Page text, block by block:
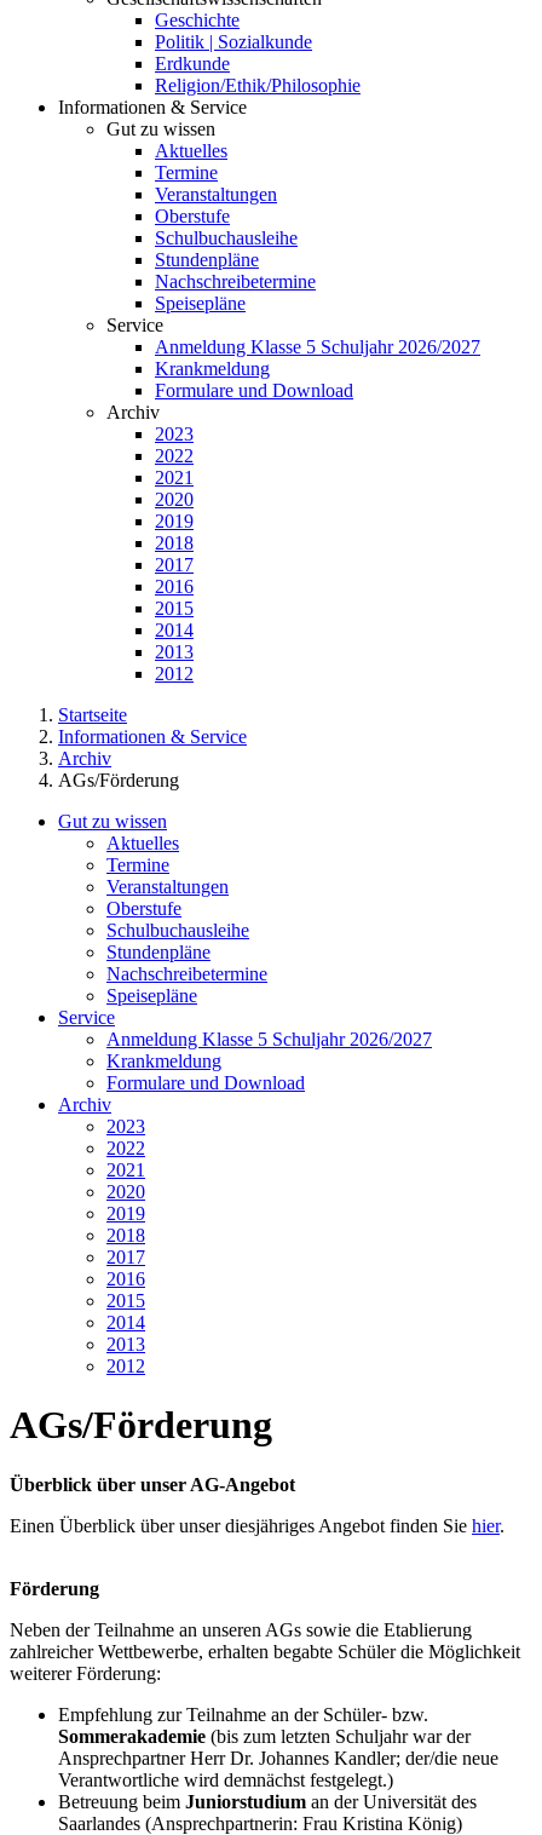
Geschichte
Politik | Sozialkunde
Erdkunde
Religion/Ethik/Philosophie
Informationen & Service
Gut zu wissen
Aktuelles
Termine
Veranstaltungen
Oberstufe
Schulbuchausleihe
Stundenpläne
Nachschreibetermine
Speisepläne
Service
Anmeldung Klasse 5 Schuljahr 2026/2027
Krankmeldung
Formulare und Download
Archiv
2023
2022
2021
2020
2019
2018
2017
2016
2015
2014
2013
2012
Startseite
Informationen & Service
Archiv
AGs/Förderung
Gut zu wissen
Aktuelles
Termine
Veranstaltungen
Oberstufe
Schulbuchausleihe
Stundenpläne
Nachschreibetermine
Speisepläne
Service
Anmeldung Klasse 5 Schuljahr 2026/2027
Krankmeldung
Formulare und Download
Archiv
2023
2022
2021
2020
2019
2018
2017
2016
2015
2014
2013
2012
AGs/Förderung
Überblick über unser AG-Angebot
Einen Überblick über unser diesjähriges Angebot finden Sie hier.
Förderung
Neben der Teilnahme an unseren AGs sowie die Etablierung
zahlreicher Wettbewerbe, erhalten begabte Schüler die Möglichkeit
weiterer Förderung:
Empfehlung zur Teilnahme an der Schüler- bzw.
Sommerakademie (bis zum letzten Schuljahr war der
Ansprechpartner Herr Dr. Johannes Kandler; der/die neue
Verantwortliche wird demnächst festgelegt.)
Betreuung beim Juniorstudium an der Universität des
Saarlandes (Ansprechpartnerin: Frau Kristina König)